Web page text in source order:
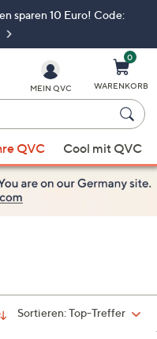
sparen 10 Euro! Code:
MEIN QVC
0
WARENKORB
QVC Cool mit QVC
Sortieren:Top-Treffer